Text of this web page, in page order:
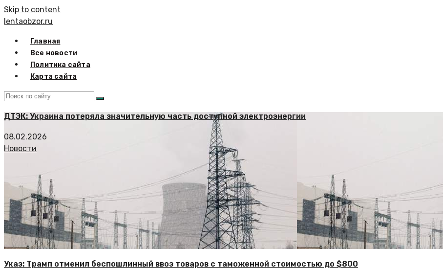
Skip to content
lentaobzor.ru
Главная
Все новости
Политика сайта
Карта сайта
ДТЭК: Украина потеряла значительную часть доступной электроэнергии
08.02.2026
Новости
Указ: Трамп отменил беспошлинный ввоз товаров с таможенной стоимостью до $800